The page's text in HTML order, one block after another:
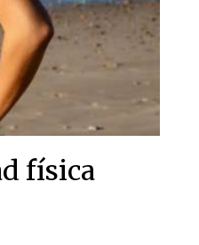
física